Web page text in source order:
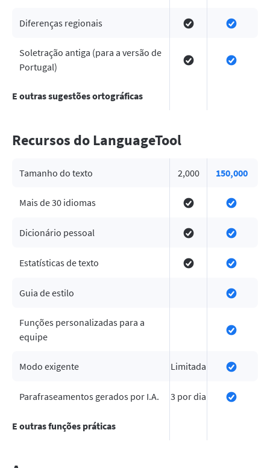
Diferenças regionais
Soletração antiga (para a versão de
Portugal)
E outras sugestões ortográficas
Recursos do LanguageTool
Tamanho do texto 2,000 150,000
Mais de 30 idiomas
Dicionário pessoal
Estatísticas de texto
Guia de estilo
Funções personalizadas para a
equipe
Modo exigente Limitada
Parafraseamentos gerados por I.A. 3 por dia
E outras funções práticas